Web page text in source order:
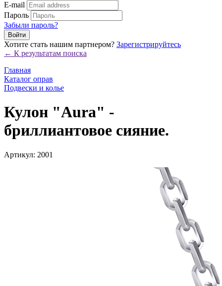
E-mail
Пароль
Забыли пароль?
Войти
Хотите стать нашим партнером? Зарегистрируйтесь
← К результатам поиска
Главная
Каталог оправ
Подвески и колье
Кулон "Aura" -
бриллиантовое сияние.
Артикул: 2001